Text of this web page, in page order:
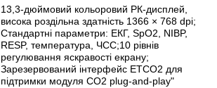
13,3-дюймовий кольоровий РК-дисплей,
висока роздільна здатність 1366 × 768 dpi;
Стандартні параметри: ЕКГ, SpO2, NIBP,
RESP, температура, ЧСС;10 рівнів
регулювання яскравості екрану;
Зарезервований інтерфейс ETCO2 для
підтримки модуля CO2 plug-and-play"